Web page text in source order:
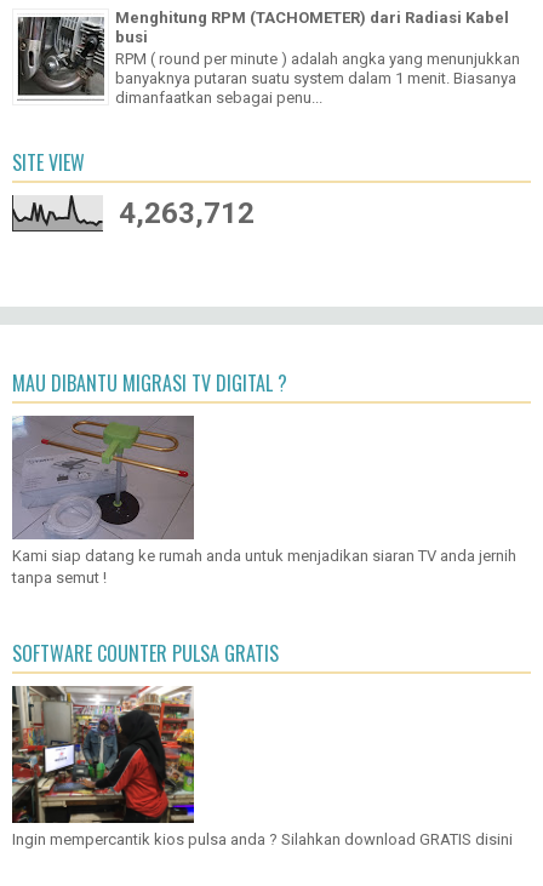
Menghitung RPM (TACHOMETER) dari Radiasi Kabel
busi
RPM ( round per minute ) adalah angka yang menunjukkan
banyaknya putaran suatu system dalam 1 menit. Biasanya
dimanfaatkan sebagai penu...
SITE VIEW
4,263,712
MAU DIBANTU MIGRASI TV DIGITAL ?
Kami siap datang ke rumah anda untuk menjadikan siaran TV anda jernih
tanpa semut !
SOFTWARE COUNTER PULSA GRATIS
Ingin mempercantik kios pulsa anda ? Silahkan download GRATIS disini